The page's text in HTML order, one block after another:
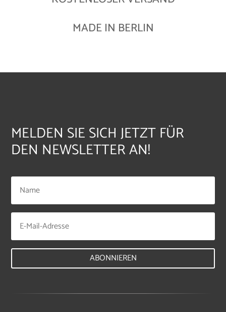
MADE IN BERLIN
MELDEN SIE SICH JETZT FÜR
DEN NEWSLETTER AN!
ABONNIEREN